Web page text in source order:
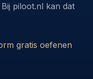
piloot.nl kan dat
gratis oefenen